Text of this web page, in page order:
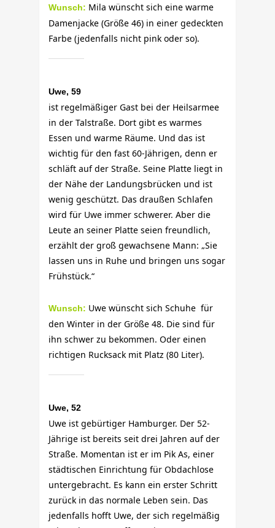
Wunsch: Mila wünscht sich eine warme
Damenjacke (Größe 46) in einer gedeckten
Farbe (jedenfalls nicht pink oder so).
Uwe, 59
ist regelmäßiger Gast bei der Heilsarmee
in der Talstraße. Dort gibt es warmes
Essen und warme Räume. Und das ist
wichtig für den fast 60-Jährigen, denn er
schläft auf der Straße. Seine Platte liegt in
der Nähe der Landungsbrücken und ist
wenig geschützt. Das draußen Schlafen
wird für Uwe immer schwerer. Aber die
Leute an seiner Platte seien freundlich,
erzählt der groß gewachsene Mann: „Sie
lassen uns in Ruhe und bringen uns sogar
Frühstück.“
Wunsch: Uwe wünscht sich Schuhe für
den Winter in der Größe 48. Die sind für
ihn schwer zu bekommen. Oder einen
richtigen Rucksack mit Platz (80 Liter).
Uwe, 52
Uwe ist gebürtiger Hamburger. Der 52-
Jährige ist bereits seit drei Jahren auf der
Straße. Momentan ist er im Pik As, einer
städtischen Einrichtung für Obdachlose
untergebracht. Es kann ein erster Schritt
zurück in das normale Leben sein. Das
jedenfalls hofft Uwe, der sich regelmäßig